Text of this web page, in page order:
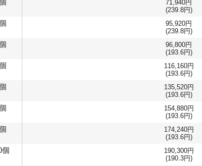
71,940円
(239.8円)
95,920円
(239.8円)
96,800円
(193.6円)
116,160円
(193.6円)
135,520円
(193.6円)
154,880円
(193.6円)
174,240円
(193.6円)
個
190,300円
(190.3円)